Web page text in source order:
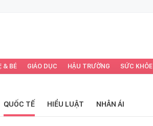
& BÉ GIÁO DỤC HẬU TRƯỜNG SỨC KHỎE
QUỐC TẾ HIỂU LUẬT NHÂN ÁI